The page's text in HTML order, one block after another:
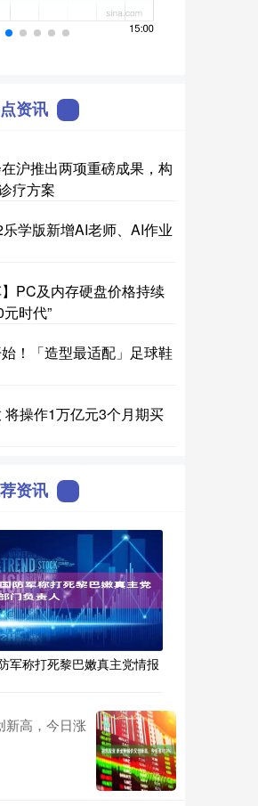
资讯
沪推出两项重磅成果，构
疗方案
学版新增AI老师、AI作业
PC及内存硬盘价格持续
时代”
！「造型最适配」足球鞋
操作1万亿元3个月期买
资讯
军称打死黎巴嫩真主党情报
新高，今日涨